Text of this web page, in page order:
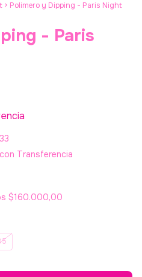
> Polimero y Dipping - Paris Night
- Paris
Transferencia
$160.000,00